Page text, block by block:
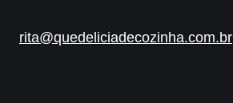
rita@quedeliciadecozinha.com.br